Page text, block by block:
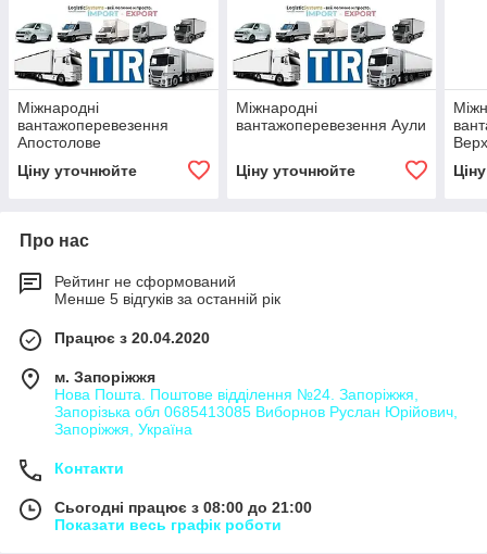
Міжнародні
вантажоперевезення
Апостолове
Ціну уточнюйте
Міжнародні
вантажоперевезення Аули
Ціну уточнюйте
Про нас
Рейтинг не сформований
Менше 5 відгуків за останній рік
Працює з 20.04.2020
м. Запоріжжя
Нова Пошта. Поштове відділення №24. Запоріжжя,
Запорізька обл 0685413085 Виборнов Руслан Юрійович,
Запоріжжя, Україна
Контакти
Сьогодні працює з 08:00 до 21:00
Показати весь графік роботи